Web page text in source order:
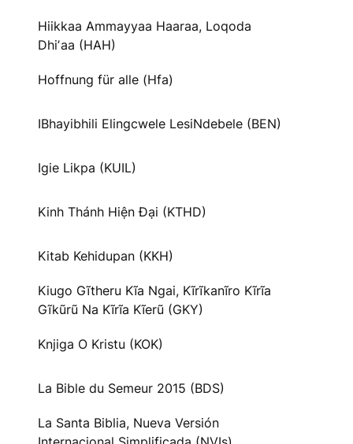
Hiikkaa Ammayyaa Haaraa, Loqoda
Dhiʼaa (HAH)
Hoffnung für alle (Hfa)
IBhayibhili Elingcwele LesiNdebele (BEN)
Igie Likpa (KUIL)
Kinh Thánh Hiện Đại (KTHD)
Kitab Kehidupan (KKH)
Kiugo Gĩtheru Kĩa Ngai, Kĩrĩkanĩro Kĩrĩa
Gĩkũrũ Na Kĩrĩa Kĩerũ (GKY)
Knjiga O Kristu (KOK)
La Bible du Semeur 2015 (BDS)
La Santa Biblia, Nueva Versión